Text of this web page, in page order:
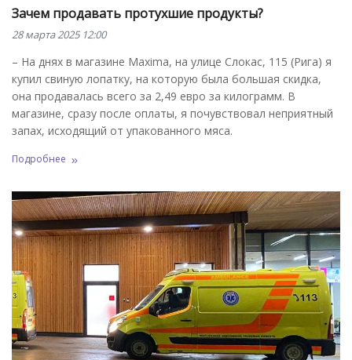
Зачем продавать протухшие продукты?
28 марта 2025 12:00
– На днях в магазине Maxima, на улице Слокас, 115 (Рига) я
купил свиную лопатку, на которую была большая скидка,
она продавалась всего за 2,49 евро за килограмм. В
магазине, сразу после оплаты, я почувствовал неприятный
запах, исходящий от упакованного мяса.
Подробнее